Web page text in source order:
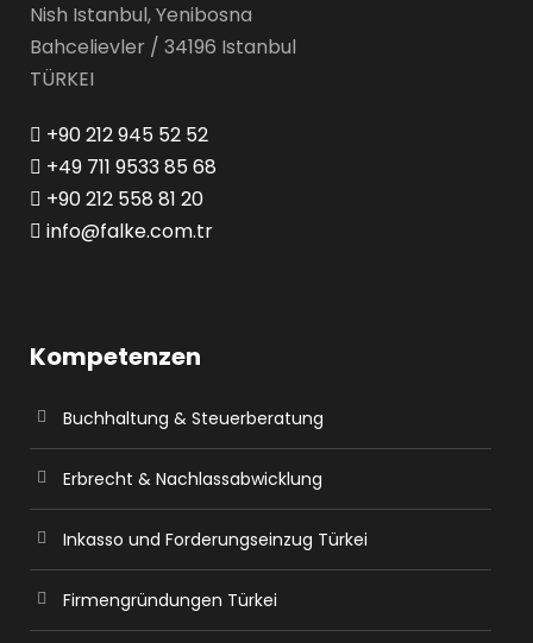
Nish Istanbul, Yenibosna
Bahcelievler / 34196 Istanbul
TÜRKEI
+90 212 945 52 52
+49 711 9533 85 68
+90 212 558 81 20
info@falke.com.tr
Kompetenzen
Buchhaltung & Steuerberatung
Erbrecht & Nachlassabwicklung
Inkasso und Forderungseinzug Türkei
Firmengründungen Türkei